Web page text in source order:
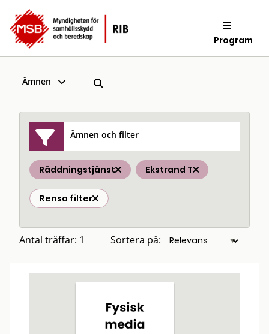
Program
Ämnen
Ämnen och filter
Räddningstjänst Ekstrand T
Rensa filter
Antal träffar: 1 Sortera på: